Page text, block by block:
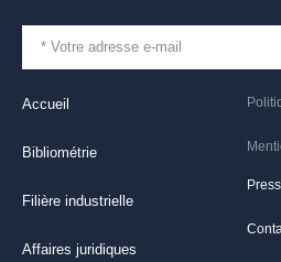
Accueil
Bibliométrie
Filière industrielle
Affaires juridiques